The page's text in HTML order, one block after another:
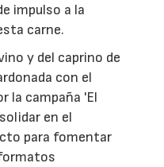
impulso a la
carne.
y del caprino de
con el
la campaña 'El
en el
para fomentar